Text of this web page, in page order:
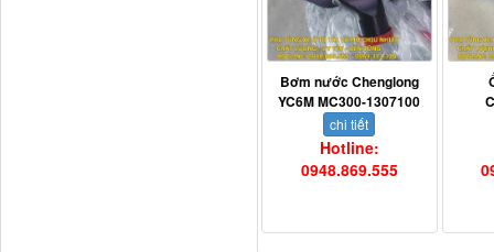
Bơm nước Chenglong
YC6M MC300-1307100
chi tiết
Hotline:
0948.869.555